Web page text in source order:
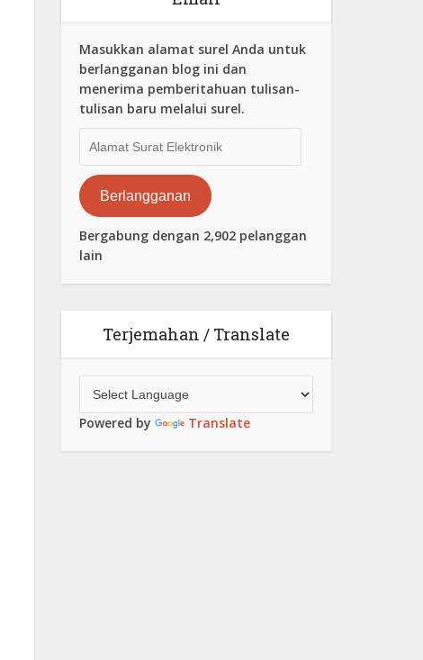
Masukkan alamat surel Anda untuk
berlangganan blog ini dan
menerima pemberitahuan tulisan-
tulisan baru melalui surel.
Surat
Elektronik
Berlangganan
Bergabung dengan 2,902 pelanggan
lain
Terjemahan / Translate
Powered by Translate